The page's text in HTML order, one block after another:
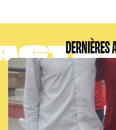
DERNIÈRES